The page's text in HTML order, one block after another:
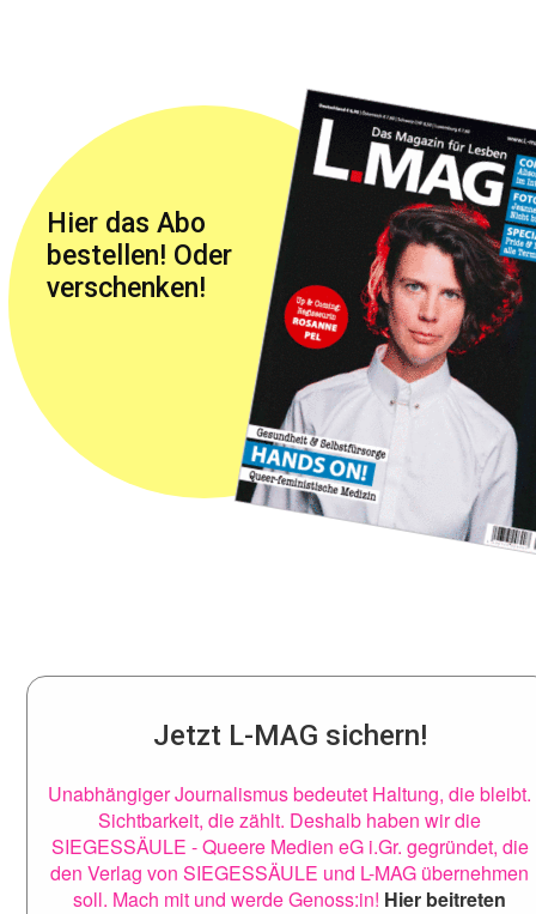
Hier das Abo
bestellen! Oder
verschenken!
Jetzt L-MAG sichern!
Unabhängiger Journalismus bedeutet Haltung, die bleibt.
Sichtbarkeit, die zählt. Deshalb haben wir die
SIEGESSÄULE - Queere Medien eG i.Gr. gegründet, die
den Verlag von SIEGESSÄULE und L-MAG übernehmen
soll. Mach mit und werde Genoss:in! Hier beitreten